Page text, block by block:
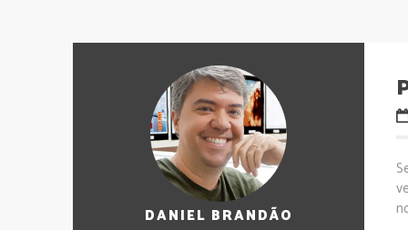
DANIEL BRANDÃO